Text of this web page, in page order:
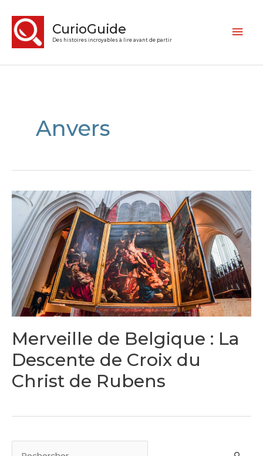
CurioGuide
Des histoires incroyables à lire avant de partir
Anvers
Merveille de Belgique : La
Descente de Croix du
Christ de Rubens